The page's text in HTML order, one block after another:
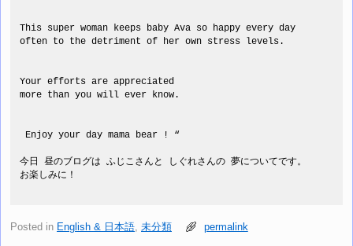
This super woman keeps baby Ava so happy every day
often to the detriment of her own stress levels.
Your efforts are appreciated
more than you will ever know.
Enjoy your day mama bear ! “
今日 昼のブログは ふじこさんと しぐれさんの 夢についてです。
お楽しみに！
Posted in English & 日本語, 未分類 permalink